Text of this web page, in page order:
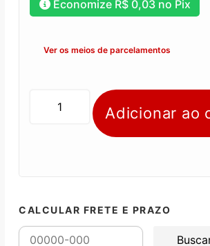
Economize R$0,03no Pix
Ver os meios de parcelamentos
Adicionar ao
CALCULAR FRETE E PRAZO